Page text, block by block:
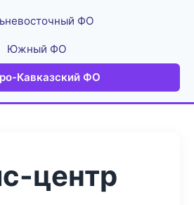
ФО
Южный ФО
Кавказский ФО
центр